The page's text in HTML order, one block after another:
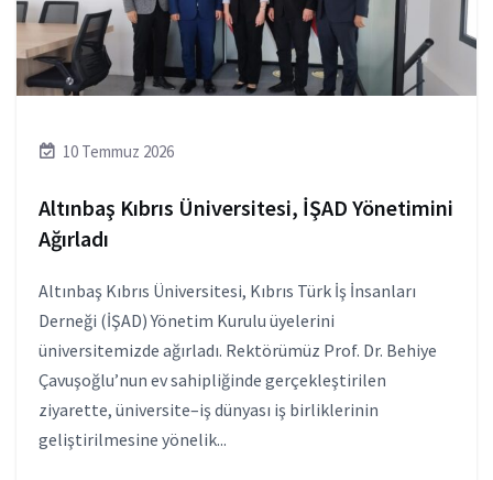
10 Temmuz 2026
Altınbaş Kıbrıs Üniversitesi, İŞAD Yönetimini
Ağırladı
Altınbaş Kıbrıs Üniversitesi, Kıbrıs Türk İş İnsanları
Derneği (İŞAD) Yönetim Kurulu üyelerini
üniversitemizde ağırladı. Rektörümüz Prof. Dr. Behiye
Çavuşoğlu’nun ev sahipliğinde gerçekleştirilen
ziyarette, üniversite–iş dünyası iş birliklerinin
geliştirilmesine yönelik...